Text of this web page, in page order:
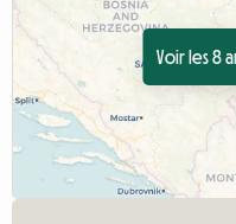
Voir les 8